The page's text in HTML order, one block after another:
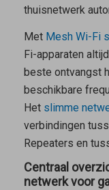
thuisnetwerk
Met Mesh Wi-Fi
Fi-apparaten
beste ontvangst
beschikbare
Het slimme
verbindingen
Repeaters en
Centraal
netwerk voor